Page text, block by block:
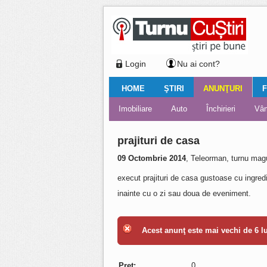
Login Nu ai cont?
HOME
Ştiri locale Turnaţi aici!
ŞTIRI
Ştiri locale Ştiri din ţară Financiar
ANUNŢURI
Imobiliare Auto Închirieri
Galerii Foto Galerii video
Comentariul zilei
prajituri de casa
09 Octombrie 2014, Teleorman, turnu
execut prajituri de casa gustoase cu
inainte cu o zi sau doua de eveniment.
Acest anunţ este mai vechi de 6